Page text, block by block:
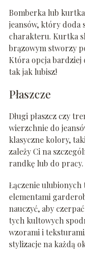
Bomberka lub
jeansów, który doda
charakteru. Kurtka
brązowym stworzy
Która opcja bardziej
tak jak lubisz!
Płaszcze
Długi płaszcz czy
wierzchnie do
klasyczne kolory,
zależy Ci na
randkę lub do pracy.
Łączenie
elementami
nauczyć, aby
tych kultowych
wzorami i
stylizacje na każdą